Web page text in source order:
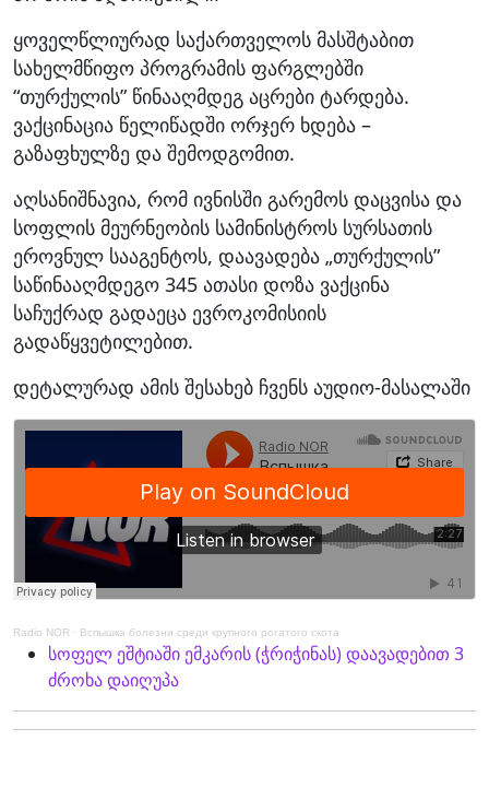
ყოველწლიურად საქართველოს მასშტაბით
სახელმწიფო პროგრამის ფარგლებში
“თურქულის” წინააღმდეგ აცრები ტარდება.
ვაქცინაცია წელიწადში ორჯერ ხდება –
გაზაფხულზე და შემოდგომით.
აღსანიშნავია, რომ ივნისში გარემოს დაცვისა და
სოფლის მეურნეობის სამინისტროს სურსათის
ეროვნულ სააგენტოს, დაავადება „თურქულის”
საწინააღმდეგო 345 ათასი დოზა ვაქცინა
საჩუქრად გადაეცა ევროკომისიის
გადაწყვეტილებით.
დეტალურად ამის შესახებ ჩვენს აუდიო-მასალაში
Radio NOR · Вспышка болезни среди крупного рогатого скота
სოფელ ეშტიაში ემკარის (ჭრიჭინას) დაავადებით 3
ძროხა დაიღუპა